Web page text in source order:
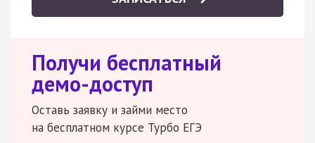
Получи бесплатный
демо-доступ
Оставь заявку и займи место
на бесплатном курсе Турбо ЕГЭ